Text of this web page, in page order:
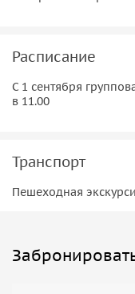
Расписание
С 1 сентября
в 11.00
Транспорт
Пешеходная